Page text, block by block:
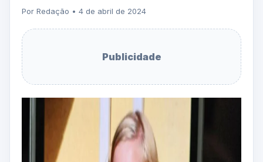
Por Redação • 4 de abril de 2024
Publicidade